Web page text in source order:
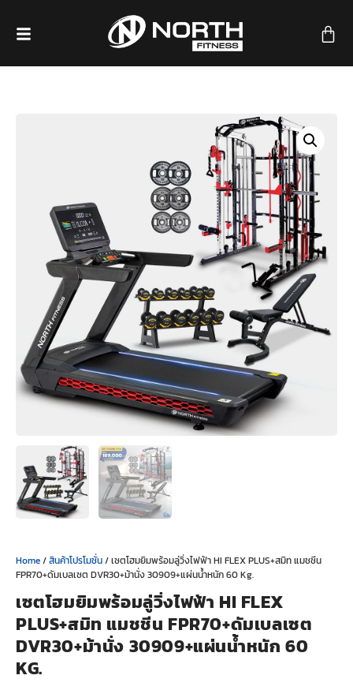
Home/สินค้าโปรโมชั่น/ เซตโฮมยิมพร้อมลู่วิ่งไฟฟ้า HI FLEX PLUS+สมิท แมชชีน
FPR70+ดัมเบลเซต DVR30+ม้านั่ง 30909+แผ่นน้ำหนัก 60 Kg.
เซตโฮมยิมพร้อมลู่วิ่งไฟฟ้า HI FLEX
PLUS+สมิท แมชชีน FPR70+ดัมเบลเซต
DVR30+ม้านั่ง 30909+แผ่นน้ำหนัก 60
KG.